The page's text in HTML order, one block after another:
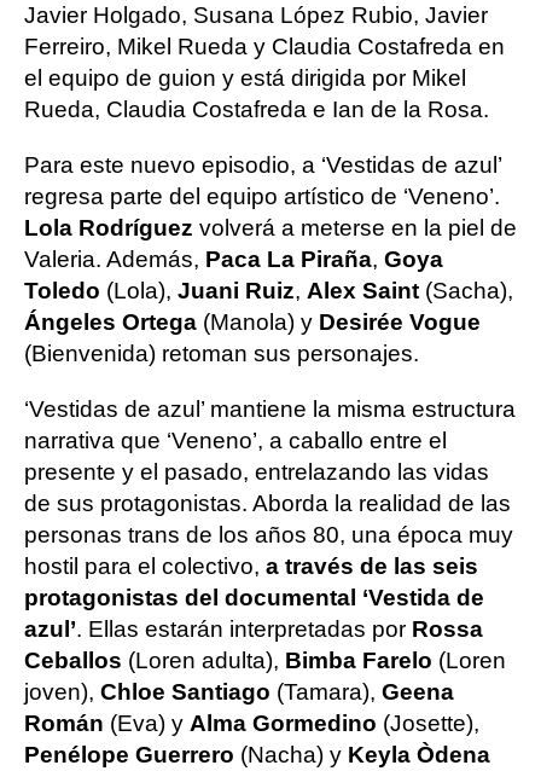
Javier Holgado, Susana López Rubio, Javier
Ferreiro, Mikel Rueda y Claudia Costafreda en
el equipo de guion y está dirigida por Mikel
Rueda, Claudia Costafreda e Ian de la Rosa.
Para este nuevo episodio, a ‘Vestidas de azul’
regresa parte del equipo artístico de ‘Veneno’.
Lola Rodríguez volverá a meterse en la piel de
Valeria. Además, Paca La Piraña, Goya
Toledo (Lola), Juani Ruiz, Alex Saint (Sacha),
Ángeles Ortega (Manola) y Desirée Vogue
(Bienvenida) retoman sus personajes.
‘Vestidas de azul’ mantiene la misma estructura
narrativa que ‘Veneno’, a caballo entre el
presente y el pasado, entrelazando las vidas
de sus protagonistas. Aborda la realidad de las
personas trans de los años 80, una época muy
hostil para el colectivo, a través de las seis
protagonistas del documental ‘Vestida de
azul’. Ellas estarán interpretadas por Rossa
Ceballos (Loren adulta), Bimba Farelo (Loren
joven), Chloe Santiago (Tamara), Geena
Román (Eva) y Alma Gormedino (Josette),
Penélope Guerrero (Nacha) y Keyla Òdena